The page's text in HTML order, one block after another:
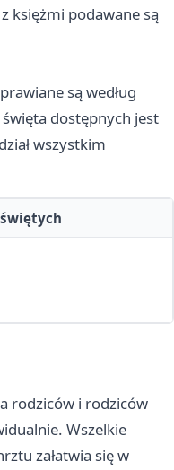
księżmi podawane są
są według
dostępnych jest
wszystkim
rodziców i rodziców
Wszelkie
załatwia się w